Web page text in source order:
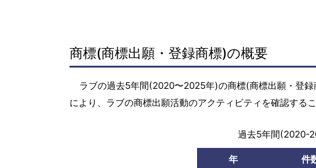
商標(商標出願・登録商標)の概要
ラブの過去5年間(2020〜2025年)の商標(商標出願・登
により、ラブの商標出願活動のアクティビティを確認するこ
過去5年間(2020-
年 件